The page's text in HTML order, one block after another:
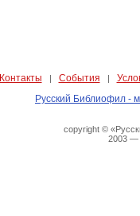
Контакты | События |
Русский Библиофил -
copyright ©
2003 —